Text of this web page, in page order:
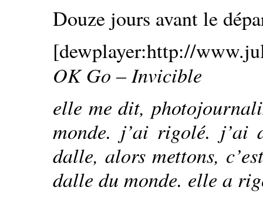
Douze jours avant le
[dewplayer:http://
OK Go – Invicible
elle me dit,
monde. j’ai rigolé. j’ai
dalle, alors mettons,
dalle du monde. elle a